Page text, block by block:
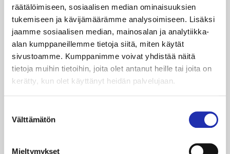
räätälöimiseen, sosiaalisen median ominaisuuksien
tukemiseen ja kävijämäärämme analysoimiseen. Lisäksi
jaamme sosiaalisen median, mainosalan ja analytiikka-
alan kumppaneillemme tietoja siitä, miten käytät
sivustoamme. Kumppanimme voivat yhdistää näitä
tietoja muihin tietoihin, joita olet antanut heille tai joita on
kerätty, kun olet käyttänyt heidän palvelujaan.
valinta
Välttämätön
Mieltymykset
Petra Saarenmaa, Länsi- ja Sisä-Suomen
aluehallintovirasto
Kesäkuun alusta lähtien
Yhdenvertaisuusvaltuutetulla on ollut toimivaltaa
valvoa työelämän yhdenvertaisuutta ja syrjintää,
yhdessä edistää yhdenvertaisuutta
työpaikkakulttuurin rakentamiseen ja ota osaa